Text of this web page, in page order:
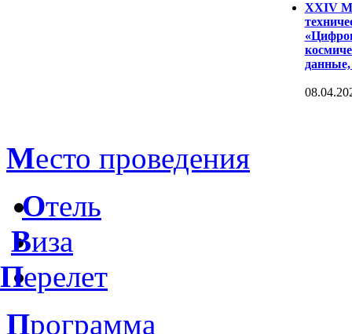
XXIV
данные,
Место проведения
Отель
Виза
Перелет
Программа